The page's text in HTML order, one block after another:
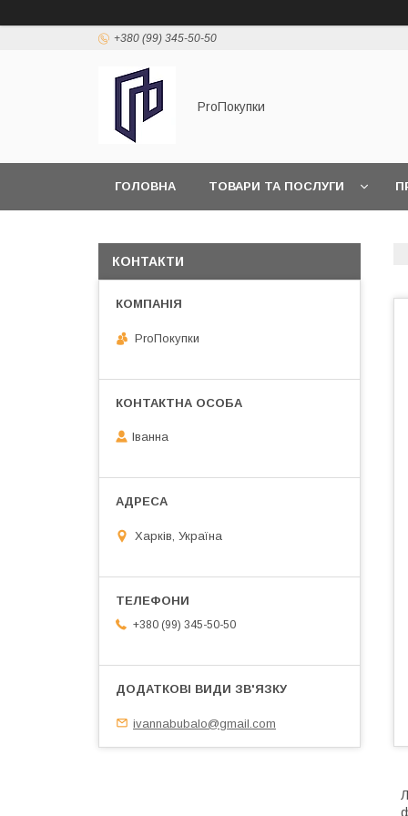
+380 (99) 345-50-50
ProПокупки
ГОЛОВНА ТОВАРИ ТА ПОСЛУГИ
КОНТАКТИ
ProПокупки
Іванна
Харків, Україна
+380 (99) 345-50-50
ivannabubalo@gmail.com